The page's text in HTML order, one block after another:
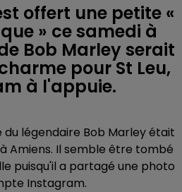
offert une petite «
» ce samedi à
Bob Marley serait
pour St Leu,
à l'appuie.
du légendaire Bob Marley était
Amiens. Il semble être tombé
puisqu'il a partagé une photo
Instagram.